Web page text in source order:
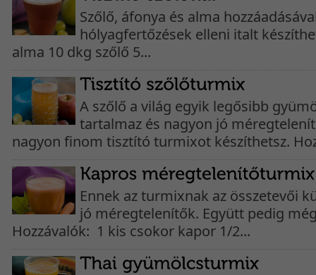
Szőlő, áfonya és alma
hólyagfertőzések elleni italt
alma 10 dkg szőlő 5...
A szőlő a világ egyik legősibb
tartalmaz és nagyon jó
nagyon finom tisztító turmixot készíthetsz.
Ennek az turmixnak az összetevői
jó méregtelenítők. Együtt pedig
Hozzávalók: 1 kis csokor kapor 1/2...